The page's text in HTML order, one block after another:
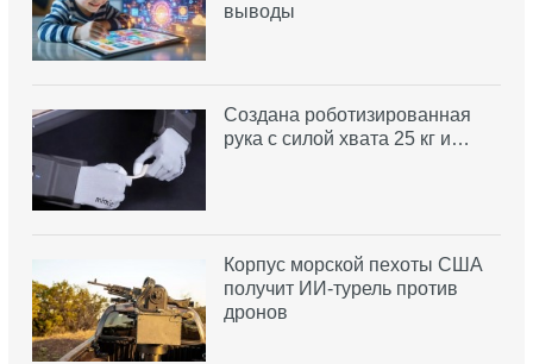
выводы
Создана роботизированная
рука с силой хвата 25 кг и…
Корпус морской пехоты США
получит ИИ-турель против
дронов